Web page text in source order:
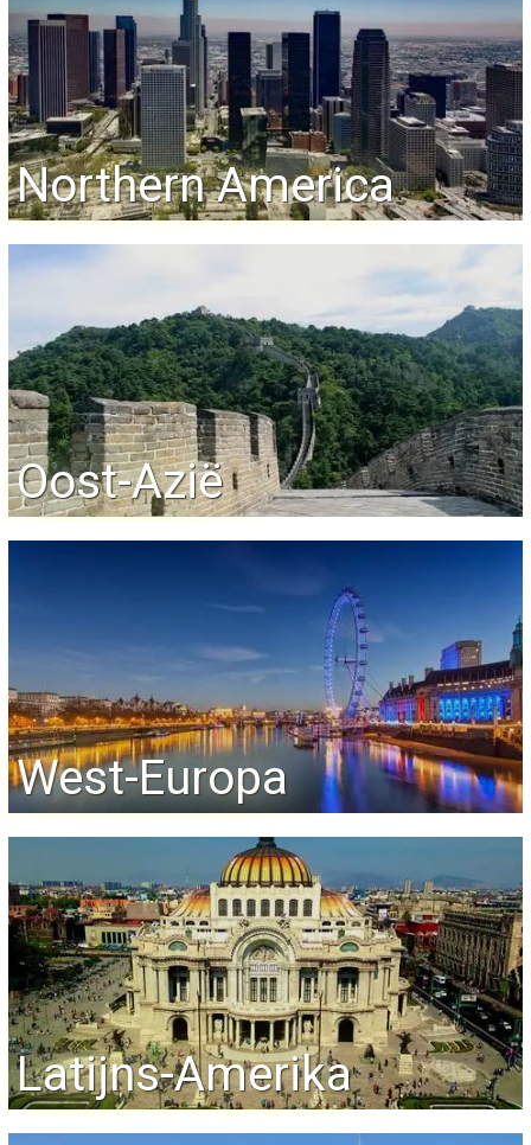
Northern America
Oost-Azië
West-Europa
Latijns-Amerika